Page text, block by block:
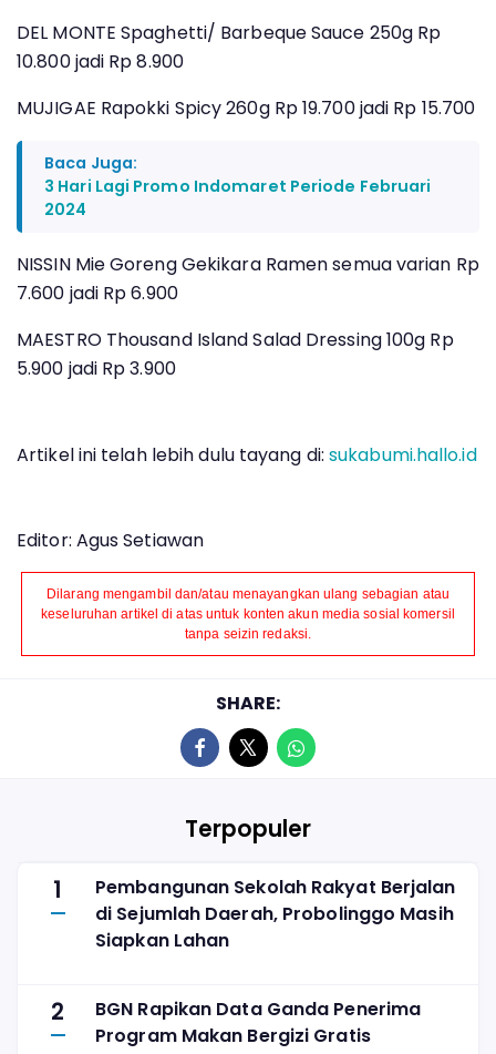
DEL MONTE Spaghetti/ Barbeque Sauce 250g Rp
10.800 jadi Rp 8.900
MUJIGAE Rapokki Spicy 260g Rp 19.700 jadi Rp 15.700
Baca Juga:
3 Hari Lagi Promo Indomaret Periode Februari
2024
NISSIN Mie Goreng Gekikara Ramen semua varian Rp
7.600 jadi Rp 6.900
MAESTRO Thousand Island Salad Dressing 100g Rp
5.900 jadi Rp 3.900
Artikel ini telah lebih dulu tayang di: sukabumi.hallo.id
Editor: Agus Setiawan
Dilarang mengambil dan/atau menayangkan ulang sebagian atau
keseluruhan artikel di atas untuk konten akun media sosial komersil
tanpa seizin redaksi.
SHARE:
Terpopuler
1
Pembangunan Sekolah Rakyat Berjalan
di Sejumlah Daerah, Probolinggo Masih
Siapkan Lahan
2
BGN Rapikan Data Ganda Penerima
Program Makan Bergizi Gratis